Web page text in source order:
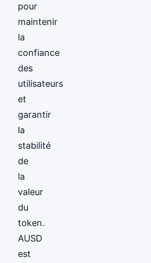
pour
maintenir
la
confiance
des
utilisateurs
et
garantir
la
stabilité
de
la
valeur
du
token.
AUSD
est